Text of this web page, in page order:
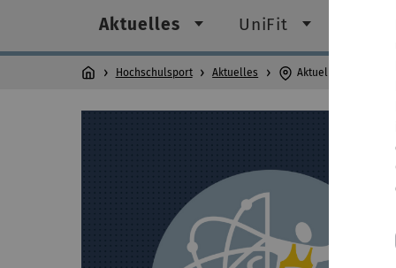
Aktuelles UniFit
Hochschulsport Aktuelles Aktuelles